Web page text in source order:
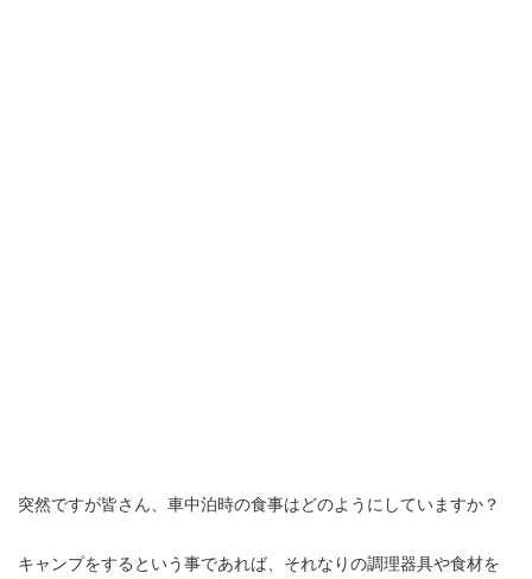
突然ですが皆さん、車中泊時の食事はどのようにしていますか？
キャンプをするという事であれば、それなりの調理器具や食材を